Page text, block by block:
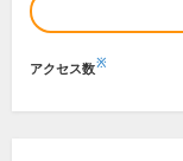
アクセス数※